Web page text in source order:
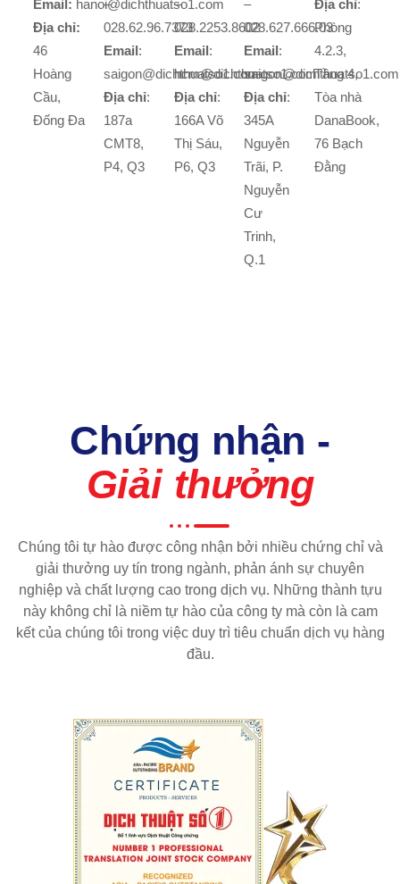
Email: hanoi@dichthuatso1.com
Địa chỉ:
46
Hoàng
Cầu,
Đống Đa
–
028.62.96.7373
Email:
saigon@dichthuatso1.com
Địa chỉ:
187a
CMT8,
P4, Q3
–
028.2253.8602
Email:
hcm@dichthuatso1.com
Địa chỉ:
166A Võ
Thị Sáu,
P6, Q3
–
028.627.666.03
Email:
saigon@dichthuatso1.com
Địa chỉ:
345A
Nguyễn
Trãi, P.
Nguyễn
Cư
Trinh,
Q.1
Địa chỉ:
Phòng
4.2.3,
Tầng 4,
Tòa nhà
DanaBook,
76 Bạch
Đằng
Chứng nhận -
Giải thưởng
Chúng tôi tự hào được công nhận bởi nhiều chứng chỉ và
giải thưởng uy tín trong ngành, phản ánh sự chuyên
nghiệp và chất lượng cao trong dịch vụ. Những thành tựu
này không chỉ là niềm tự hào của công ty mà còn là cam
kết của chúng tôi trong việc duy trì tiêu chuẩn dịch vụ hàng
đầu.